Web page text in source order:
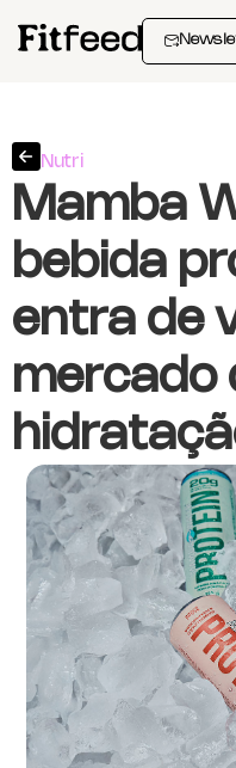
Nutri
Mamba
bebida
entra de
mercado